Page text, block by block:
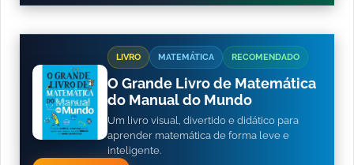
LIVRO MATEMÁTICA RECOMENDADO
O Grande Livro de Matemática
do Manual do Mundo
Um livro visual, divertido e didático para
aprender matemática de forma leve e
inteligente.